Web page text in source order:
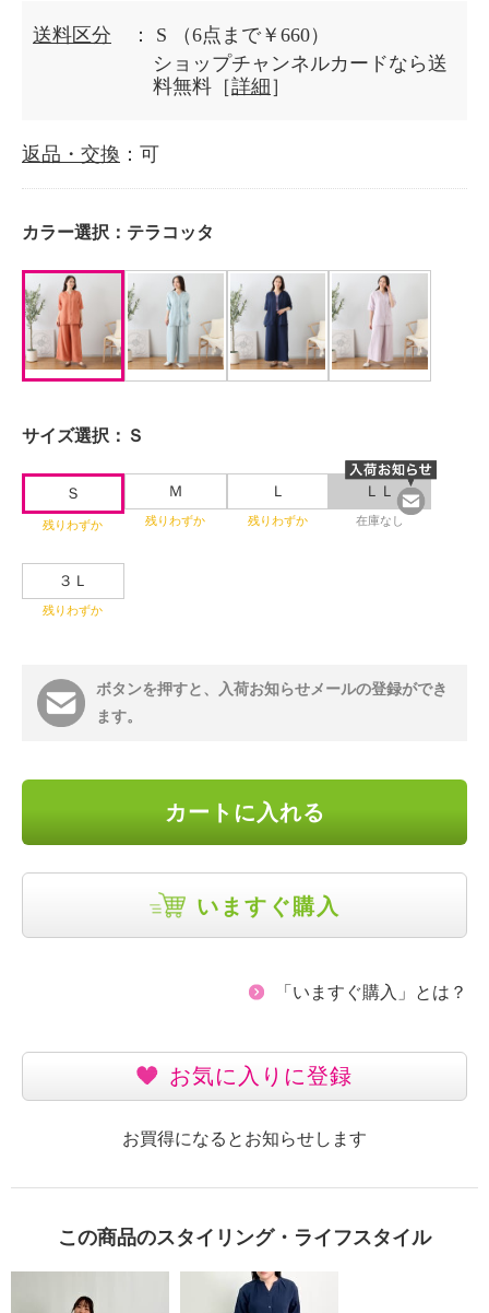
送料区分 ： S
（6点まで￥660）
ショップチャンネルカードなら送
料無料［詳細 ］
返品・交換 ：可
カラー選択： テラコッタ
サイズ選択： Ｓ
Ｓ
残りわずか
Ｍ
残りわずか
Ｌ
残りわずか
ＬＬ
在庫なし
３Ｌ
残りわずか
ボタンを押すと、入荷お知らせメールの登録ができ
ます。
カートに入れる
いますぐ購入
「いますぐ購入」とは？
お気に入りに登録
お買得になるとお知らせします
この商品のスタイリング・ライフスタイル